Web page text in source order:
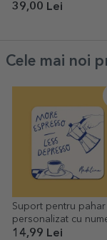
39,00 Lei
Cele mai noi
Suport pentru pahar
personalizat cu
More espresso
14,99 Lei